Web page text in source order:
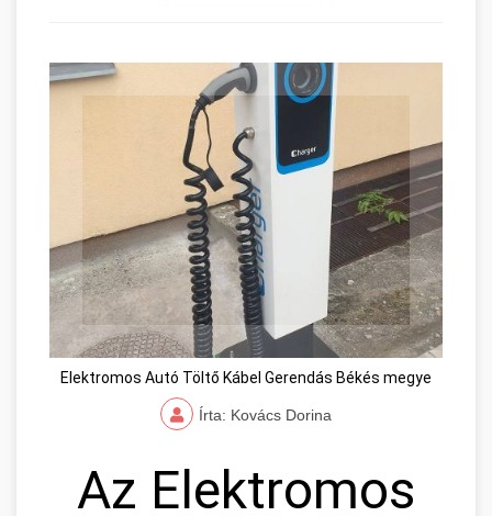
Elektromos Autó Töltő Kábel Gerendás Békés megye
Írta: Kovács Dorina
Az Elektromos